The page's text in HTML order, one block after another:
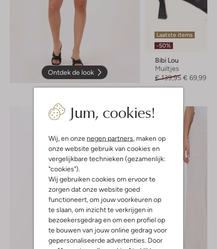
Jum, cookies!
Wij, en onze negen partners , maken op
onze website gebruik van cookies en
vergelijkbare technieken (gezamenlijk:
"cookies").
Wij gebruiken cookies om ervoor te
zorgen dat onze website goed
functioneert, om jouw voorkeuren op
te slaan, om inzicht te verkrijgen in
bezoekersgedrag en om een profiel op
te bouwen van jouw online gedrag voor
gepersonaliseerde advertenties. Door
Ontdek de look
Laatste items
-50%
Bibi Lou
Muiltjes
€ 139,95 € 69,99